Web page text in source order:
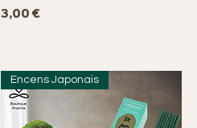
Prix
3,00 €
Encens Japonais